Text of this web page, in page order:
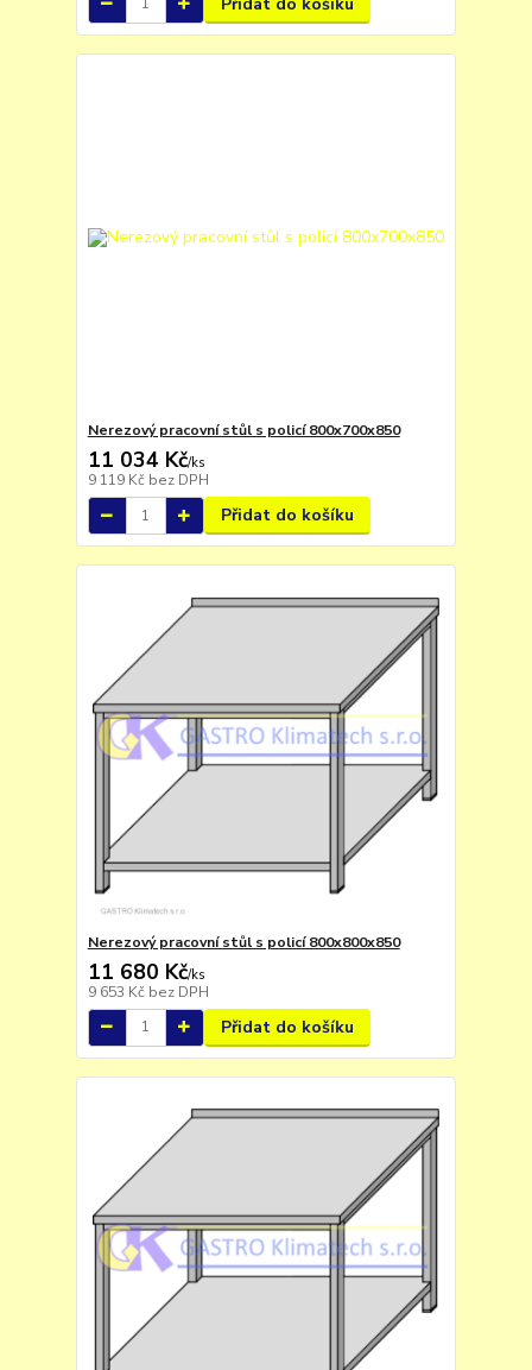
Nerezový pracovní stůl s policí 800x700x850
11 034 Kč/ks
9 119 Kč bez DPH
Přidat do košíku
Nerezový pracovní stůl s policí 800x800x850
11 680 Kč/ks
9 653 Kč bez DPH
Přidat do košíku